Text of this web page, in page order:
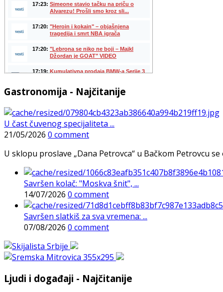
Gastronomija - Najčitanije
U čast čuvenog specijaliteta ...
21/05/2026 0 comment
U sklopu proslave „Dana Petrovca“ u Bačkom Petrovcu
Savršen kolač: "Moskva šnit", ...
14/07/2026 0 comment
Savršen slatkiš za sva vremena: ...
07/08/2026 0 comment
Ljudi i događaji - Najčitanije